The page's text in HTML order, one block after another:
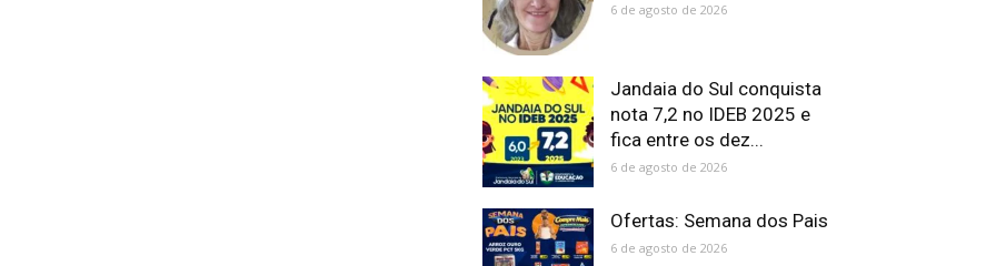
6 de agosto de 2026
Jandaia do Sul conquista
nota 7,2 no IDEB 2025 e
fica entre os dez...
6 de agosto de 2026
Ofertas: Semana dos Pais
6 de agosto de 2026